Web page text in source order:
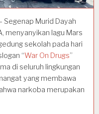
Segenap Murid Dayah
menyanyikan lagu Mars
sekolah pada hari
“War On Drugs”
di seluruh lingkungan
yang membawa
narkoba merupakan